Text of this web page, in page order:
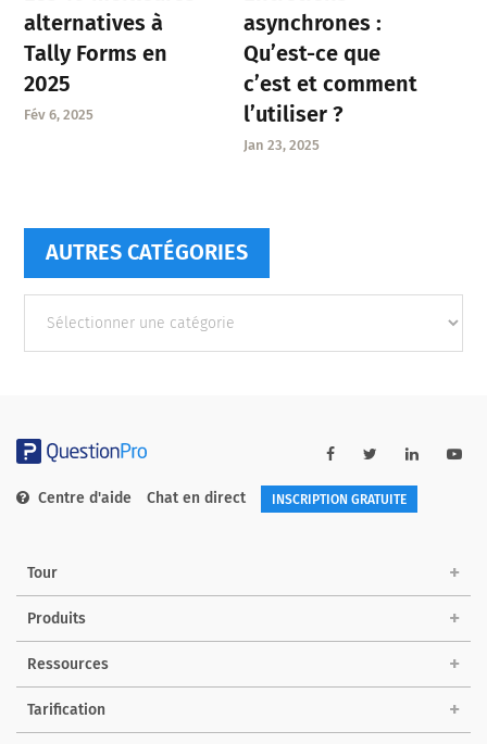
alternatives à
Tally Forms en
2025
Fév 6, 2025
asynchrones :
Qu’est-ce que
c’est et comment
l’utiliser ?
Jan 23, 2025
AUTRES CATÉGORIES
catégories
Centre d'aide Chat en direct INSCRIPTION GRATUITE
Tour
Produits
Ressources
Tarification